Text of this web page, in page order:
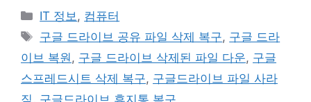
카
테
고
리
IT 정보 , 컴퓨터
태
그
구글 드라이브 공유 파일 삭제 복구, 구글 드라
이브 복원 , 구글 드라이브 삭제된 파일 다운, 구글
스프레드시트 삭제 복구, 구글드라이브 파일 사라
짐 , 구글드라이브 휴지통 복구